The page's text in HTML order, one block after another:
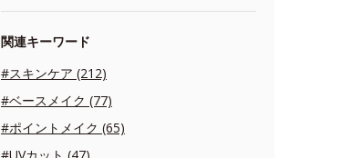
関連キーワード
#スキンケア (212)
#ベースメイク (77)
#ポイントメイク (65)